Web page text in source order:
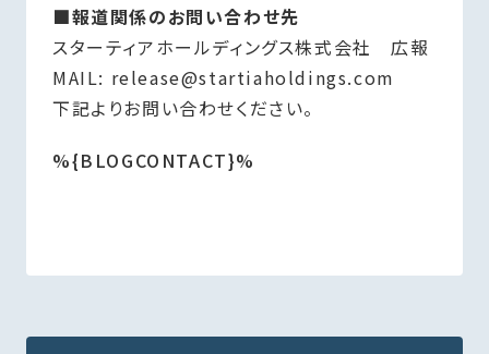
■報道関係のお問い合わせ先
スターティアホールディングス株式会社 広報
MAIL: release@startiaholdings.com
下記よりお問い合わせください。
%{BLOGCONTACT}%